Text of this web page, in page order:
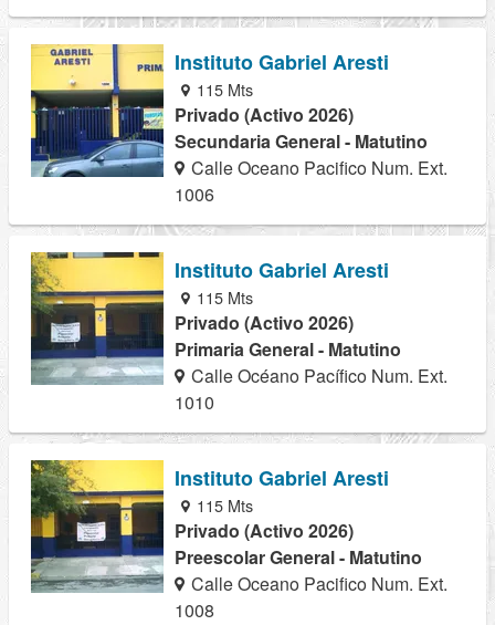
Instituto Gabriel Aresti
115 Mts
Privado (Activo 2026)
Secundaria General - Matutino
Calle Oceano Pacifico Num. Ext.
1006
Instituto Gabriel Aresti
115 Mts
Privado (Activo 2026)
Primaria General - Matutino
Calle Océano Pacífico Num. Ext.
1010
Instituto Gabriel Aresti
115 Mts
Privado (Activo 2026)
Preescolar General - Matutino
Calle Oceano Pacifico Num. Ext.
1008